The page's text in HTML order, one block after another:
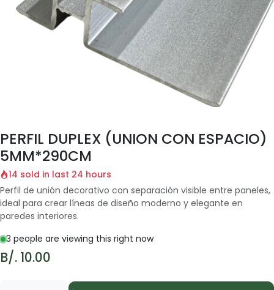
PERFIL DUPLEX (UNION CON ESPACIO)
5MM*290CM
14 sold in last 24 hours
Perfil de unión decorativo con separación visible entre paneles,
ideal para crear líneas de diseño moderno y elegante en
paredes interiores.
3 people are viewing this right now
B/. 10.00